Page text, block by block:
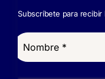
Subscríbete para recibir